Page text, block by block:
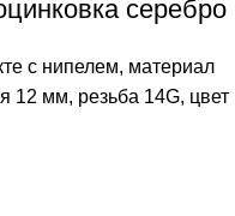
серебро
с нипелем, материал
12 мм, резьба 14G, цвет